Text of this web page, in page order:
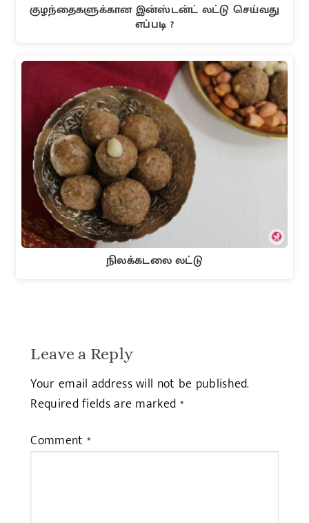
குழந்தைகளுக்கான இன்ஸ்டன்ட் லட்டு செய்வது
எப்படி ?
நிலக்கடலை லட்டு
Leave a Reply
Your email address will not be published.
Required fields are marked *
Comment *